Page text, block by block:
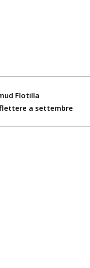
Flotilla
a settembre